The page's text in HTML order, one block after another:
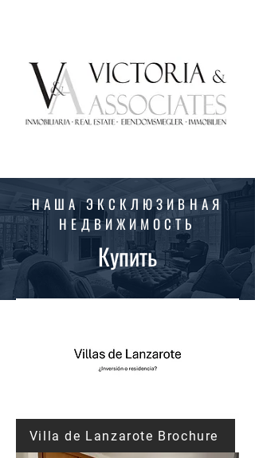
НАША ЭКСКЛЮЗИВНАЯ
НЕДВИЖИМОСТЬ
Купить
Villa de Lanzarote Brochure